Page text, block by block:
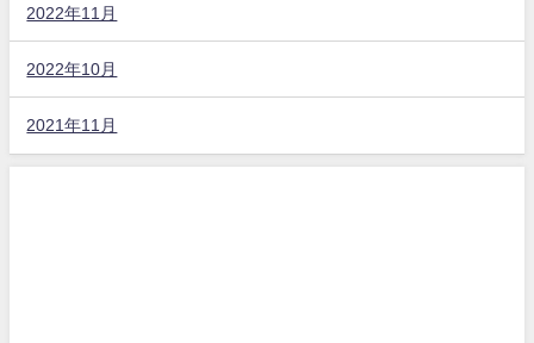
2022年11月
2022年10月
2021年11月